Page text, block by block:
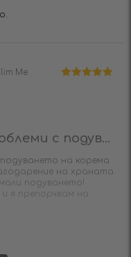
Me
с подув...
на корема
на храната
подуването!
я препорчвам на